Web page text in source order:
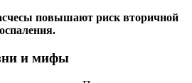
повышают риск вторичной
и мифы